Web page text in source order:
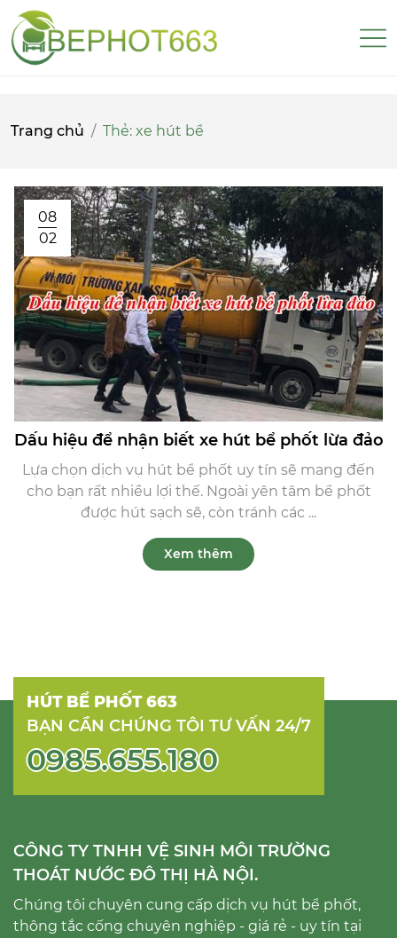
Trang chủ Thẻ: xe hút bể
08
02
Dấu hiệu để nhận biết xe hút bể phốt lừa đảo
Lựa chọn dịch vụ hút bể phốt uy tín sẽ mang đến
cho bạn rất nhiều lợi thế. Ngoài yên tâm bể phốt
được hút sạch sẽ, còn tránh các ...
Xem thêm
HÚT BỂ PHỐT 663
BẠN CẦN CHÚNG TÔI TƯ VẤN 24/7
0985.655.180
CÔNG TY TNHH VỆ SINH MÔI TRƯỜNG
THOÁT NƯỚC ĐÔ THỊ HÀ NỘI.
Chúng tôi chuyên cung cấp dịch vụ hút bể phốt,
thông tắc cống chuyên nghiệp - giá rẻ - uy tín tại